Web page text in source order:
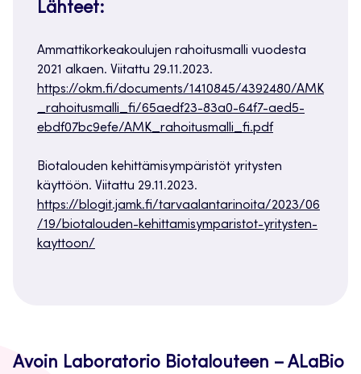
Lähteet:
Ammattikorkeakoulujen rahoitusmalli vuodesta
2021 alkaen. Viitattu 29.11.2023.
https://okm.fi/documents/1410845/4392480/AMK
_rahoitusmalli_fi/65aedf23-83a0-64f7-aed5-
ebdf07bc9efe/AMK_rahoitusmalli_fi.pdf
Biotalouden kehittämisympäristöt yritysten
käyttöön. Viitattu 29.11.2023.
https://blogit.jamk.fi/tarvaalantarinoita/2023/06
/19/biotalouden-kehittamisymparistot-yritysten-
kayttoon/
Avoin Laboratorio Biotalouteen – ALaBio